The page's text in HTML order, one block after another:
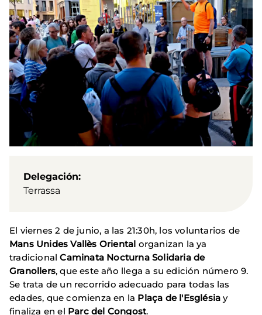
Delegación
Terrassa
El viernes 2 de junio, a las 21:30h, los voluntarios de
Mans Unides Vallès Oriental organizan la ya
tradicionalCaminata Nocturna Solidaria de
Granollers, que este año llega a su edición número 9.
Se trata de un recorrido adecuado para todas las
edades, que comienza en la Plaça de l'Església y
finaliza en el Parc del Congost.